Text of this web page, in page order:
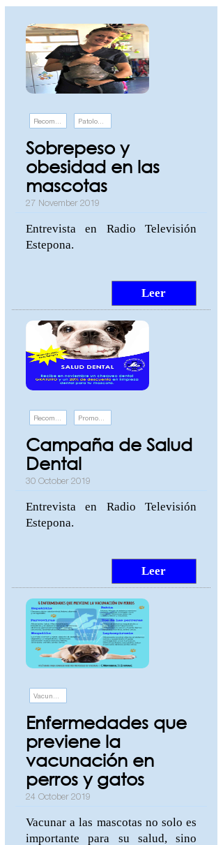
Patologías
Sobrepeso y
obesidad en las
mascotas
27 November 2019
Entrevista en Radio Televisión
Leer
Promociones y eventos
Campaña de Salud
Dental
30 October 2019
Entrevista en Radio Televisión
Leer
Enfermedades que
previene la
vacunación en
perros y gatos
24 October 2019
Vacunar a las mascotas no solo es
importante para su salud, sino